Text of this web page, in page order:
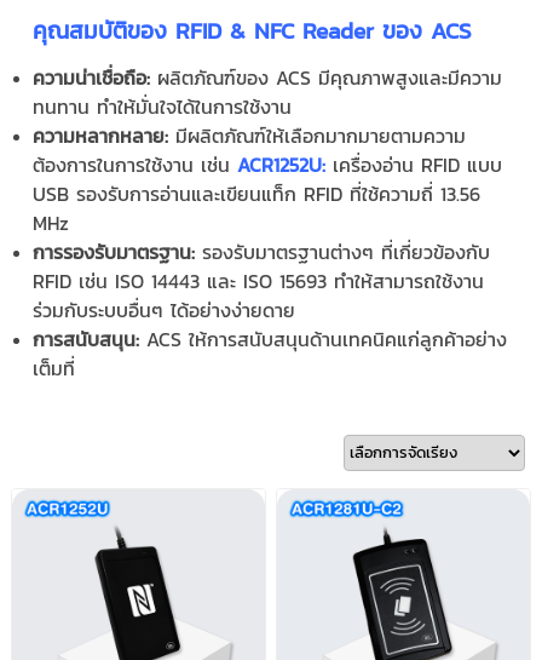
คุณสมบัติของ RFID & NFC Reader ของ ACS
ความน่าเชื่อถือ: ผลิตภัณฑ์ของ ACS มีคุณภาพสูงและมีความ
ทนทาน ทำให้มั่นใจได้ในการใช้งาน
ความหลากหลาย: มีผลิตภัณฑ์ให้เลือกมากมายตามความ
ต้องการในการใช้งาน เช่นACR1252U: เครื่องอ่าน RFID แบบ
USB รองรับการอ่านและเขียนแท็ก RFID ที่ใช้ความถี่ 13.56
MHz
การรองรับมาตรฐาน: รองรับมาตรฐานต่างๆ ที่เกี่ยวข้องกับ
RFID เช่น ISO 14443 และ ISO 15693 ทำให้สามารถใช้งาน
ร่วมกับระบบอื่นๆ ได้อย่างง่ายดาย
การสนับสนุน: ACS ให้การสนับสนุนด้านเทคนิคแก่ลูกค้าอย่าง
เต็มที่